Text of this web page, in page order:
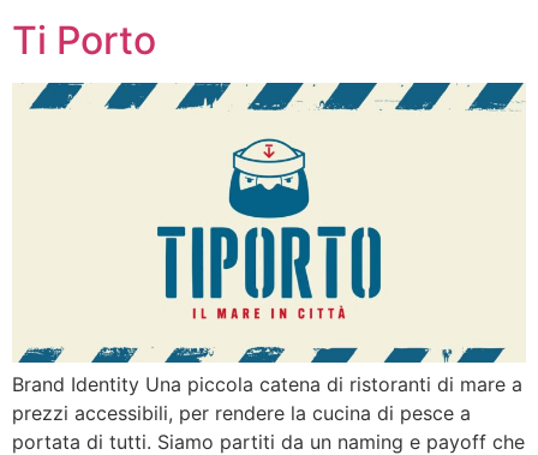
Ti Porto
Brand Identity Una piccola catena di ristoranti di mare a
prezzi accessibili, per rendere la cucina di pesce a
portata di tutti. Siamo partiti da un naming e payoff che